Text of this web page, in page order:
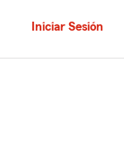
Iniciar Sesión